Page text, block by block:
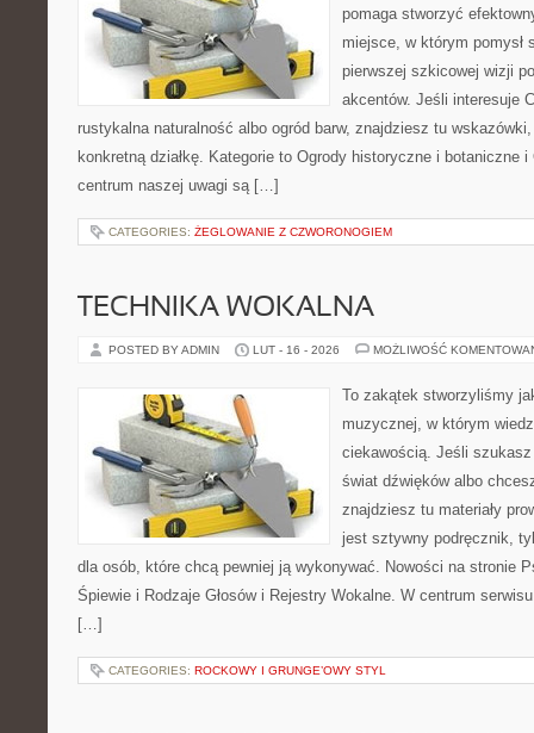
pomaga stworzyć
miejsce, w którym pomysł
pierwszej szkicowej wizji
akcentów. Jeśli interesuje
rustykalna naturalność albo ogród barw, znajdziesz tu
konkretną działkę. Kategorie to Ogrody historyczne i botaniczne
centrum naszej uwagi są […]
CATEGORIES: ŻEGLOWANIE Z CZWORONOGIEM
TECHNIKA WOKALNA
POSTED BY ADMIN LUT - 16 - 2026 MOŻLIWOŚĆ
To zakątek stworzyliśmy
muzycznej, w którym
ciekawością. Jeśli
świat dźwięków albo
znajdziesz tu materiały
jest sztywny podręcznik,
dla osób, które chcą pewniej ją wykonywać. Nowości na stronie
Śpiewie i Rodzaje Głosów i Rejestry Wokalne. W centrum
[…]
CATEGORIES: ROCKOWY I GRUNGE’OWY STYL